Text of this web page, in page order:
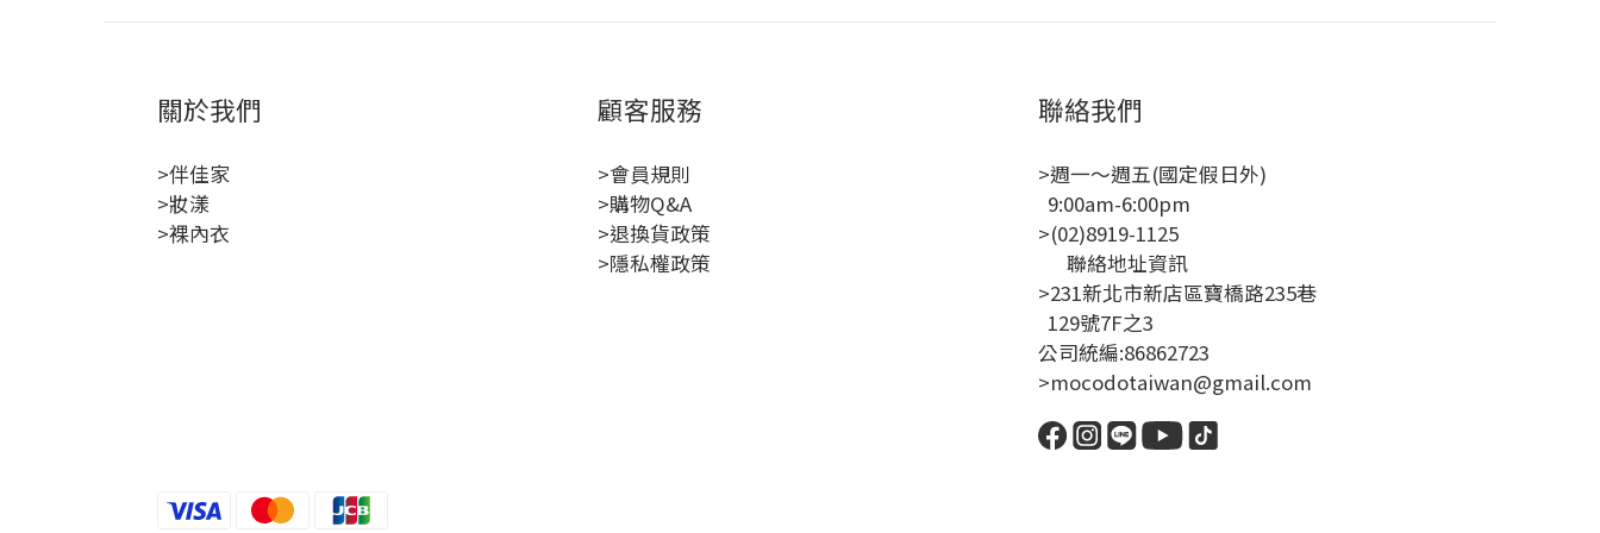
關於我們
>伴佳家
>妝漾
>裸內衣
顧客服務
>會員規則
>購物Q&A
>退換貨政策
>隱私權政策
聯絡我們
>週一～週五(國定假日外)
9:00am-6:00pm
>(02)8919-1125
聯絡地址資訊
>231新北市新店區寶橋路235巷
129號7F之3
公司統編:86862723
>mocodotaiwan@gmail.com